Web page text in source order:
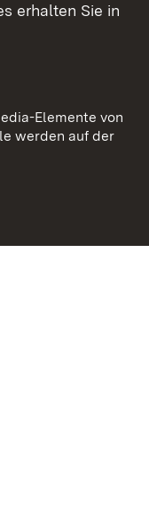
erhalten Sie in
Elemente von
werden auf der